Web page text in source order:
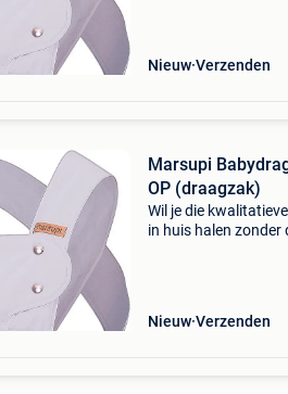
Nieuw Verzenden
Marsupi
OP (draagzak)
Wil je die
in huis halen zonder
Nieuw Verzenden